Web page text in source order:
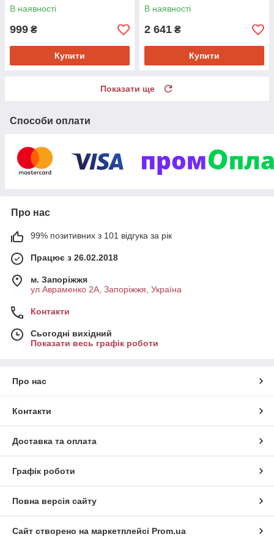
В наявності
999 ₴
Купити
В наявності
2 641 ₴
Купити
Показати ще
Способи оплати
Про нас
99% позитивних з 101 відгука за рік
Працює з 26.02.2018
м. Запоріжжя
ул Авраменко 2А, Запоріжжя, Україна
Контакти
Сьогодні вихідний
Показати весь графік роботи
Про нас
Контакти
Доставка та оплата
Графік роботи
Повна версія сайту
Сайт створено на маркетплейсі Prom.ua